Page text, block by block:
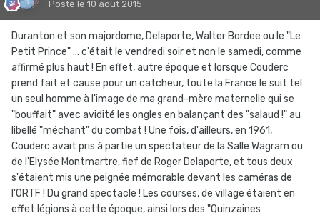
Posté le 10 août 2015
Duranton et son majordome, Delaporte, Walter Bordee ou le "Le
Petit Prince" ... c'était le vendredi soir et non le samedi, comme
affirmé plus haut ! En effet, autre époque et lorsque Couderc
prend fait et cause pour un catcheur, toute la France le suit tel
un seul homme à l'image de ma grand-mère maternelle qui se
"bouffait" avec avidité les ongles en balançant des "salaud !" au
libellé "méchant" du combat ! Une fois, d'ailleurs, en 1961,
Couderc avait pris à partie un spectateur de la Salle Wagram ou
de l'Elysée Montmartre, fief de Roger Delaporte, et tous deux
s'étaient mis une peignée mémorable devant les caméras de
l'ORTF ! Du grand spectacle ! Les courses, de village étaient en
effet légions à cette époque, ainsi lors des "Quinzaines